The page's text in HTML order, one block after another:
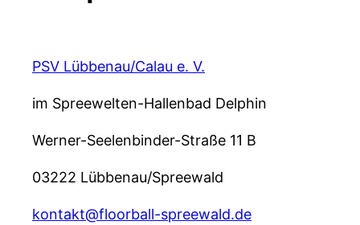
PSV Lübbenau/Calau e. V.
im Spreewelten-Hallenbad Delphin
Werner-Seelenbinder-Straße 11 B
03222 Lübbenau/Spreewald
kontakt@floorball-spreewald.de